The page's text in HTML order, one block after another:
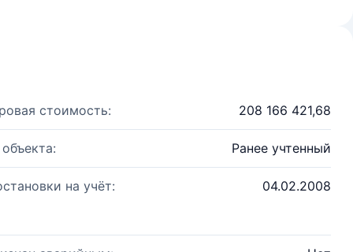
стоимость: 208 166 421,68
Ранее учтенный
на учёт: 04.02.2008